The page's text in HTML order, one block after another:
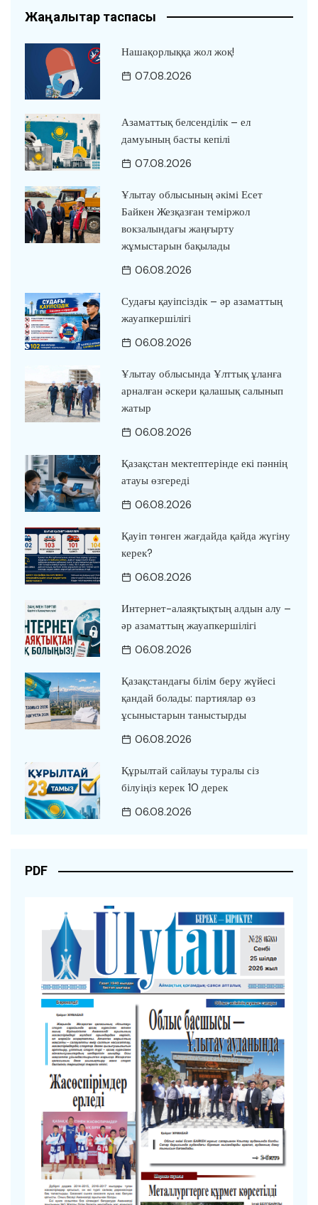
Жаңалықтар таспасы
Нашақорлыққа жол жоқ!
07.08.2026
Азаматтық белсенділік – ел
дамуының басты кепілі
07.08.2026
Ұлытау облысының әкімі Есет
Байкен Жезқазған теміржол
вокзалындағы жаңғырту
жұмыстарын бақылады
06.08.2026
Судағы қауіпсіздік – әр азаматтың
жауапкершілігі
06.08.2026
Ұлытау облысында Ұлттық ұланға
арналған әскери қалашық салынып
жатыр
06.08.2026
Қазақстан мектептерінде екі пәннің
атауы өзгереді
06.08.2026
Қауіп төнген жағдайда қайда жүгіну
керек?
06.08.2026
Интернет-алаяқтықтың алдын алу –
әр азаматтың жауапкершілігі
06.08.2026
Қазақстандағы білім беру жүйесі
қандай болады: партиялар өз
ұсыныстарын таныстырды
06.08.2026
Құрылтай сайлауы туралы сіз
білуіңіз керек 10 дерек
06.08.2026
PDF